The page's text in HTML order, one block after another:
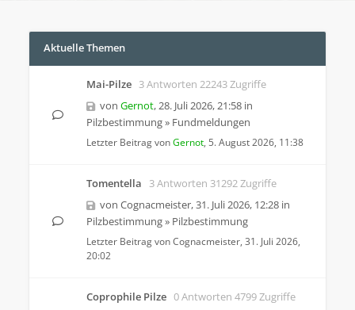
Aktuelle Themen
Mai-Pilze 3 Antworten 22243 Zugriffe
von Gernot,28. Juli 2026, 21:58 in
Pilzbestimmung» Fundmeldungen
Letzter Beitrag vonGernot, 5. August 2026, 11:38
Tomentella
3 Antworten 31292 Zugriffe
von Cognacmeister,31. Juli 2026, 12:28 in
Pilzbestimmung» Pilzbestimmung
Letzter Beitrag vonCognacmeister, 31. Juli 2026,
20:02
Coprophile Pilze 0 Antworten 4799 Zugriffe